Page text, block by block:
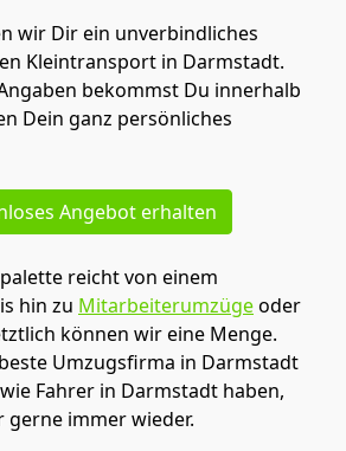
wir Dir ein unverbindliches
Kleintransport in Darmstadt.
bekommst Du innerhalb
Dein ganz persönliches
Angebot erhalten
reicht von einem
hin zu Mitarbeiterumzügeoder
können wir eine Menge.
Umzugsfirma in Darmstadt
Fahrer in Darmstadt haben,
gerne immer wieder.